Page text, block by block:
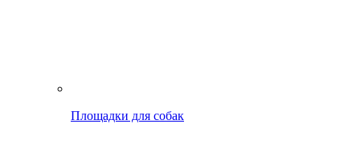
Площадки для собак